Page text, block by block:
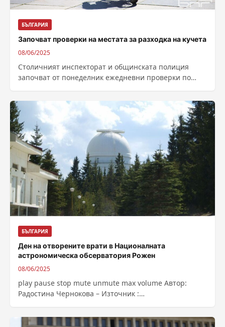
БЪЛГАРИЯ
Започват проверки на местата за разходка на кучета
08/06/2025
Столичният инспекторат и общинската полиция
започват от понеделник ежедневни проверки по
БЪЛГАРИЯ
Ден на отворените врати в Националната
астрономическа обсерватория Рожен
08/06/2025
play pause stop mute unmute max volume Автор:
Радостина Чернокова – Източник :
v-nacionalnata-astronomicheska-observatoria-rojen